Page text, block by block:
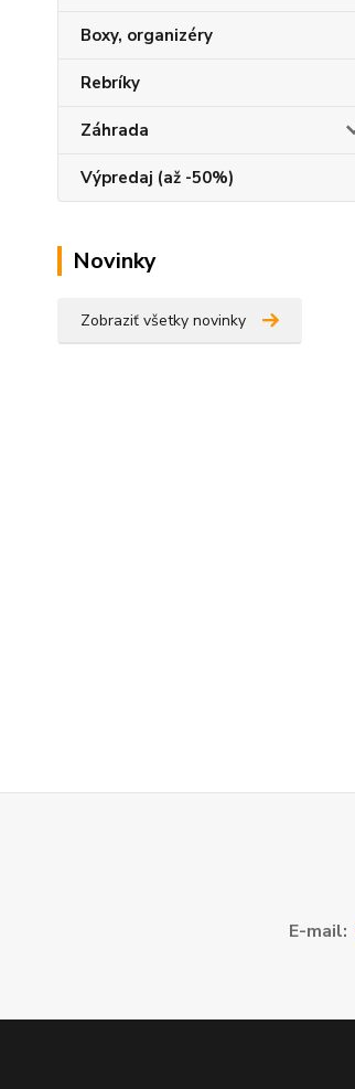
Boxy, organizéry
Rebríky
Záhrada
Výpredaj (až -50%)
Novinky
Zobraziť všetky novinky
E-mail: